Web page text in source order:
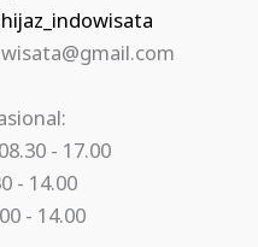
- 17.00
- 14.00
- 14.00